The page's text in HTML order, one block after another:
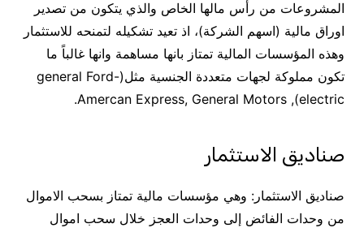
المشروعات من رأس مالها الخاص والذي يتكون من تصدير
اوراق مالية (اسهم الشركة)، اذ تعيد تشكيله لتمنحه للاستثمار
وهذه المؤسسات المالية تمتاز بانها مساهمة وانها غالباً ما
تكون مملوكة لجهات متعددة الجنسية مثل(general Ford-
electric), Amercan Express, General Motors.
صناديق الاستثمار
صناديق الاستثمار: وهي مؤسسات مالية تمتاز بسحب الاموال
من وحدات الفائض إلى وحدات العجز خلال سحب اموال